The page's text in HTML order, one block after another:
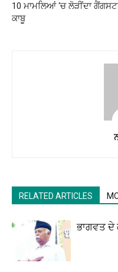
10 ਮਾਮਲਿਆਂ ‘ਚ ਲੋੜੀਂਦਾ
ਕਾਬੂ
RELATED ARTICLES
ਭਾਗਵਤ ਦੇ